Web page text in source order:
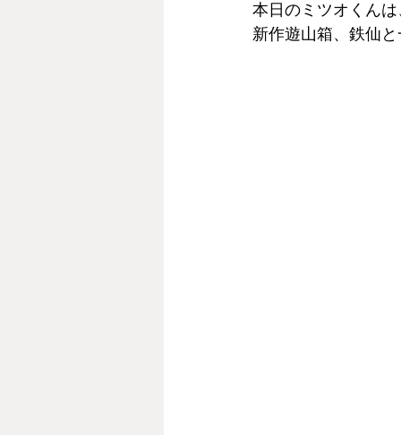
本日のミツオくん
新作遊山箱、鉄仙